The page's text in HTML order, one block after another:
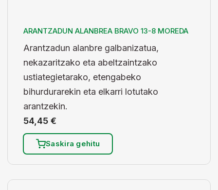
ARANTZADUN ALANBREA BRAVO 13-8 MOREDA
Arantzadun alanbre galbanizatua,
nekazaritzako eta abeltzaintzako
ustiategietarako, etengabeko
bihurdurarekin eta elkarri lotutako
arantzekin.
54,45 €
Saskira gehitu